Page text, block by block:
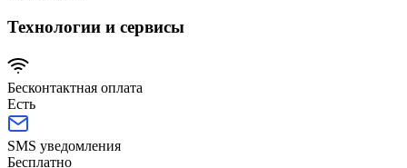
Технологии и сервисы
Бесконтактная оплата
Есть
SMS уведомления
Бесплатно